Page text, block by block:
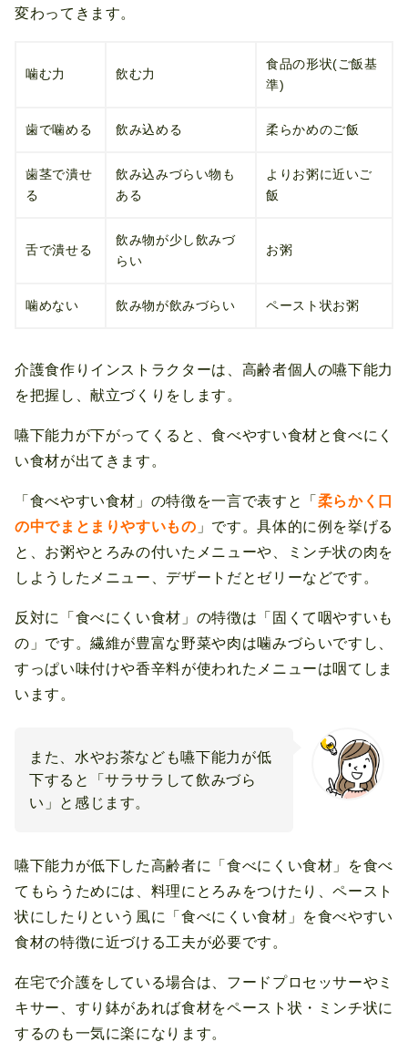
変わってきます。
噛む力 飲む力
食品の形状(ご飯基
準)
歯で噛める 飲み込める 柔らかめのご飯
歯茎で潰せ
る
飲み込みづらい物も
ある
よりお粥に近いご
飯
舌で潰せる
飲み物が少し飲みづ
らい
お粥
噛めない 飲み物が飲みづらい ペースト状お粥
介護食作りインストラクターは、高齢者個人の嚥下能力
を把握し、献立づくりをします。
嚥下能力が下がってくると、食べやすい食材と食べにく
い食材が出てきます。
「食べやすい食材」の特徴を一言で表すと「 柔らかく口
の中でまとまりやすいもの 」です。具体的に例を挙げる
と、お粥やとろみの付いたメニューや、ミンチ状の肉を
しようしたメニュー、デザートだとゼリーなどです。
反対に「食べにくい食材」の特徴は「固くて咽やすいも
の」です。繊維が豊富な野菜や肉は噛みづらいですし、
すっぱい味付けや香辛料が使われたメニューは咽てしま
います。
また、水やお茶なども嚥下能力が低
下すると「サラサラして飲みづら
い」と感じます。
嚥下能力が低下した高齢者に「食べにくい食材」を食べ
てもらうためには、料理にとろみをつけたり、ペースト
状にしたりという風に「食べにくい食材」を食べやすい
食材の特徴に近づける工夫が必要です。
在宅で介護をしている場合は、フードプロセッサーやミ
キサー、すり鉢があれば食材をペースト状・ミンチ状に
するのも一気に楽になります。